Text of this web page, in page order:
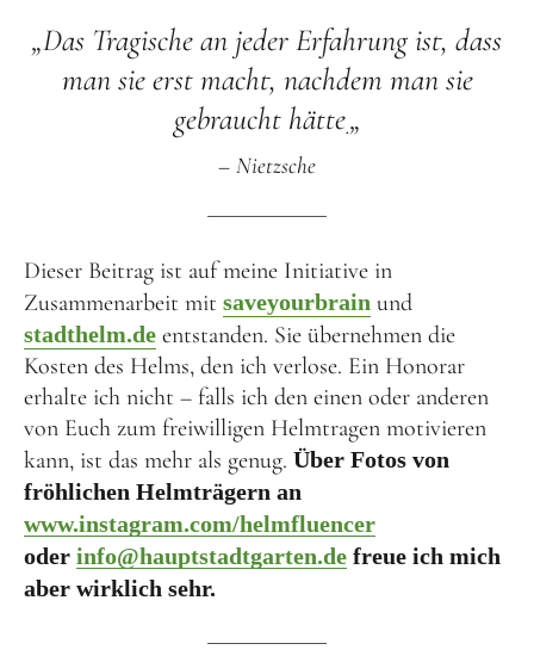
„Das Tragische an jeder Erfahrung ist, dass
man sie erst macht, nachdem man sie
gebraucht hätte.„
– Nietzsche
Dieser Beitrag ist auf meine Initiative in
Zusammenarbeit mit saveyourbrain und
stadthelm.de entstanden. Sie übernehmen die
Kosten des Helms, den ich verlose. Ein Honorar
erhalte ich nicht – falls ich den einen oder anderen
von Euch zum freiwilligen Helmtragen motivieren
kann, ist das mehr als genug. Über Fotos von
fröhlichen Helmträgern an
www.instagram.com/helmfluencer
oder info@hauptstadtgarten.de freue ich mich
aber wirklich sehr.